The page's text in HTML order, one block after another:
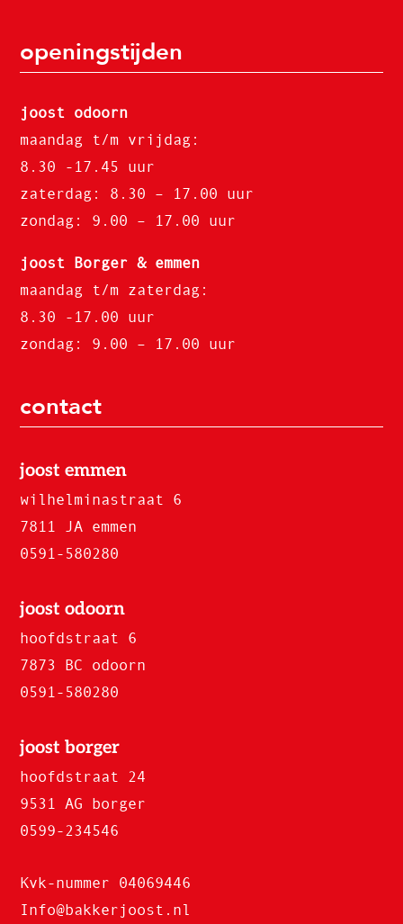
openingstijden
joost odoorn
maandag t/m vrijdag:
8.30 -17.45 uur
zaterdag: 8.30 – 17.00 uur
zondag: 9.00 – 17.00 uur
joost Borger & emmen
maandag t/m zaterdag:
8.30 -17.00 uur
zondag: 9.00 – 17.00 uur
contact
joost emmen
wilhelminastraat 6
7811 JA emmen
0591-580280
joost odoorn
hoofdstraat 6
7873 BC odoorn
0591-580280
joost borger
hoofdstraat 24
9531 AG borger
0599-234546
Kvk-nummer 04069446
Info@bakkerjoost.nl